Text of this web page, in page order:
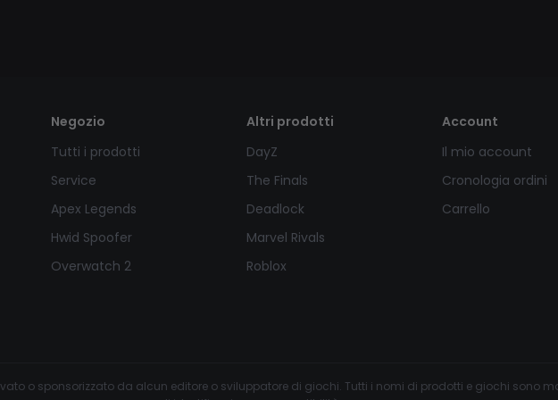
Negozio
Tutti i prodotti
Service
Apex Legends
Hwid Spoofer
Overwatch 2
Altri prodotti
DayZ
The Finals
Deadlock
Marvel Rivals
Roblox
Account
Il mio account
Cronologia ordini
Carrello
o sponsorizzato da alcun editore o sviluppatore di giochi. Tutti i nomi di prodotti e giochi sono